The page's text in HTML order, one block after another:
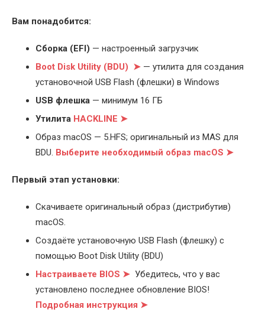
Вам понадобится:
Cборка (EFI) — настроенный загрузчик
Boot Disk Utility (BDU) ➤ — утилита для создания
установочной USB Flash (флешки) в Windows
USB флешка — минимум 16 ГБ
Утилита HACKLINE ➤
Образ macOS — 5.HFS; оригинальный из MAS для
BDU. Выберите необходимый образ macOS ➤
Первый этап установки:
Скачиваете оригинальный образ (дистрибутив)
macOS.
Создаёте установочную USB Flash (флешку) с
помощью Boot Disk Utility (BDU)
Настраиваете BIOS ➤ Убедитесь, что у вас
установлено последнее обновление BIOS!
Подробная инструкция ➤